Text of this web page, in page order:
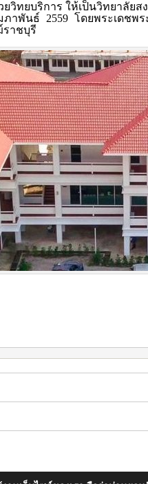
ทยบริการ ให้เป็นวิทยาลัยส
าพันธ์ 2559 โดยพระเดชพ
าชบุรี